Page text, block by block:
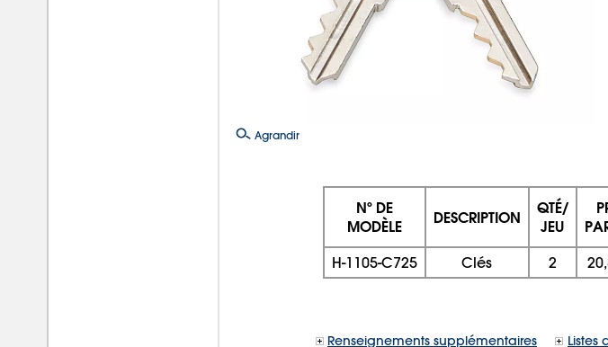
Agrandir
Nº DE
MODÈLE
DESCRIPTION
QTÉ/
JEU
H-1105-C725 Clés 2
Renseignements supplémentaires